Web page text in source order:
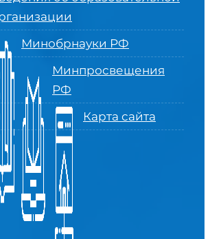
Минобрнауки РФ
Минпросвещения
РФ
Карта сайта